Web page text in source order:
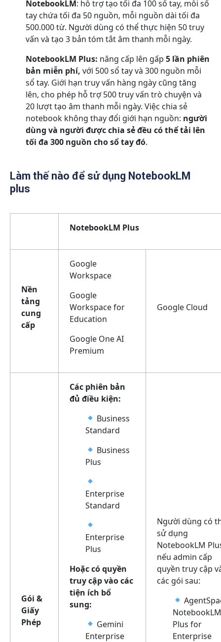
NotebookLM: hỗ trợ tạo tối đa 100 sổ tay, mỗi sổ
tay chứa tối đa 50 nguồn, mỗi nguồn dài tối đa
500.000 từ. Người dùng có thể thực hiện 50 truy
vấn và tạo 3 bản tóm tắt âm thanh mỗi ngày.
NotebookLM Plus: nâng cấp lên gấp 5 lần phiên
bản miễn phí, với 500 sổ tay và 300 nguồn mỗi
sổ tay. Giới hạn truy vấn hàng ngày cũng tăng
lên, cho phép hỗ trợ 500 truy vấn trò chuyện và
20 lượt tạo âm thanh mỗi ngày. Việc chia sẻ
notebook không thay đổi giới hạn nguồn: người
dùng và người được chia sẻ đều có thể tải lên
tối đa 300 nguồn cho sổ tay đó.
Làm thế nào để sử dụng NotebookLM
plus
NotebookLM Plus
Nền
tảng
cung
cấp
Google
Workspace
Google
Workspace for
Education
Google One AI
Premium
Google Cloud
Gói &
Giấy
Phép
Các phiên bản
đủ điều kiện:
Business
Standard
Business
Plus
Enterprise
Standard
Enterprise
Plus
Hoặc có quyền
truy cập vào các
tiện ích bổ
sung:
Gemini
Enterprise
Người dùng có
sử dụng
NotebookLM
nếu admin cấp
quyền truy cập
các gói sau:
Plus for
Enterprise